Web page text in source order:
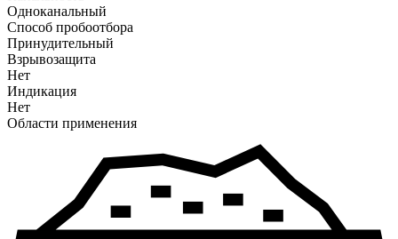
Одноканальный
Способ пробоотбора
Принудительный
Взрывозащита
Нет
Индикация
Нет
Области применения